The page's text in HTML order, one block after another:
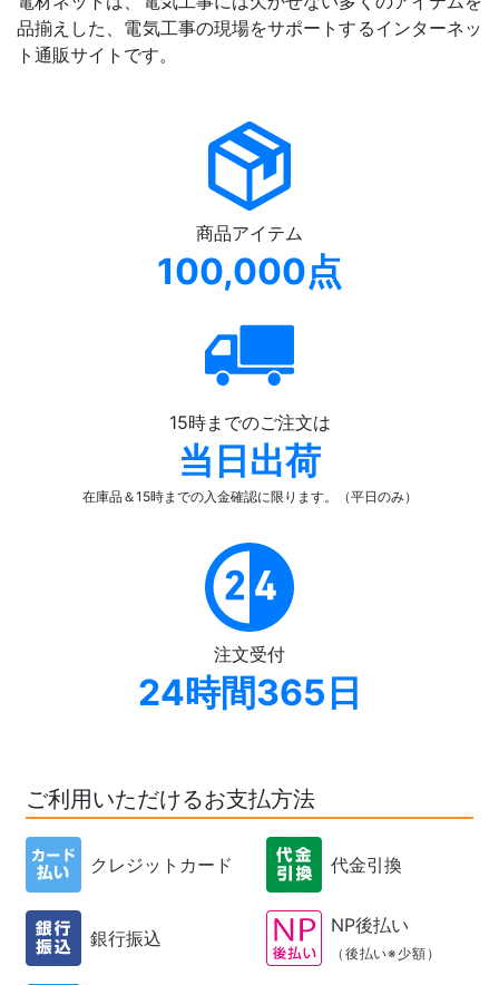
品揃えした、電気工事の現場をサポートするインターネッ
ト通販サイトです。
商品アイテム
100,000点
15時までのご注文は
当日出荷
在庫品＆15時までの入金確認に限ります。（平日のみ）
注文受付
24時間365日
ご利用いただけるお支払方法
クレジットカード 代金引換
銀行振込
NP後払い
（後払い※少額）